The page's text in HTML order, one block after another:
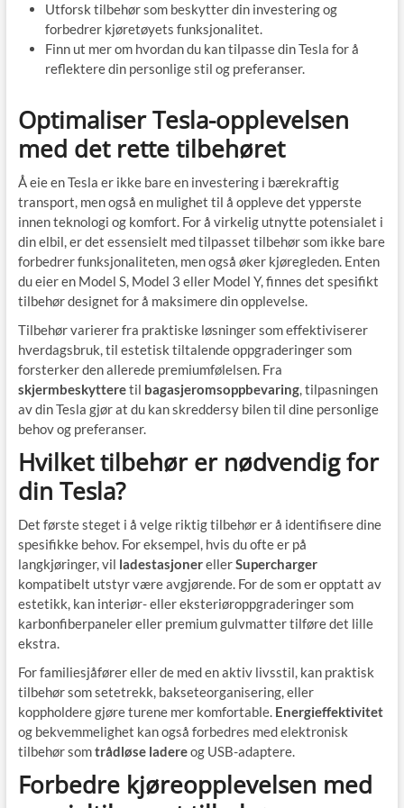
Utforsk tilbehør som beskytter din investering og
forbedrer kjøretøyets funksjonalitet.
Finn ut mer om hvordan du kan tilpasse din Tesla for å
reflektere din personlige stil og preferanser.
Optimaliser Tesla-opplevelsen
med det rette tilbehøret
Å eie en Tesla er ikke bare en investering i bærekraftig
transport, men også en mulighet til å oppleve det ypperste
innen teknologi og komfort. For å virkelig utnytte potensialet i
din elbil, er det essensielt med tilpasset tilbehør som ikke bare
forbedrer funksjonaliteten, men også øker kjøregleden. Enten
du eier en Model S, Model 3 eller Model Y, finnes det spesifikt
tilbehør designet for å maksimere din opplevelse.
Tilbehør varierer fra praktiske løsninger som effektiviserer
hverdagsbruk, til estetisk tiltalende oppgraderinger som
forsterker den allerede premiumfølelsen. Fra
skjermbeskytteretil bagasjeromsoppbevaring, tilpasningen
av din Tesla gjør at du kan skreddersy bilen til dine personlige
behov og preferanser.
Hvilket tilbehør er nødvendig for
din Tesla?
Det første steget i å velge riktig tilbehør er å identifisere dine
spesifikke behov. For eksempel, hvis du ofte er på
langkjøringer, vil ladestasjonerellerSupercharger
kompatibelt utstyr være avgjørende. For de som er opptatt av
estetikk, kan interiør- eller eksteriøroppgraderinger som
karbonfiberpaneler eller premium gulvmatter tilføre det lille
ekstra.
For familiesjåfører eller de med en aktiv livsstil, kan praktisk
tilbehør som setetrekk, bakseteorganisering, eller
koppholdere gjøre turene mer komfortable. Energieffektivitet
og bekvemmelighet kan også forbedres med elektronisk
tilbehør somtrådløse ladereog USB-adaptere.
Forbedre kjøreopplevelsen med